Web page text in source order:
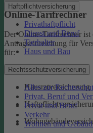
Haftpflichtversicherung
Privathaftpflicht
Dienst und Beruf
Tierhalter
Haus und Bau
Rechtsschutzversicherung
Alles zur
Privat, Beruf und
Privat und Beruf
Verkehr
Wohnen und
Online-Tarifrechner
Der Online-Tarifrechner ist
Antragseinreichung für
für:
Kfz-Versicherungen
Hausratversicherung